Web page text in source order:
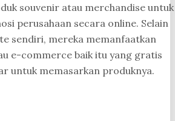
souvenir atau merchandise untuk
perusahaan secara online. Selain
sendiri, mereka memanfaatkan
e-commerce baik itu yang gratis
untuk memasarkan produknya.